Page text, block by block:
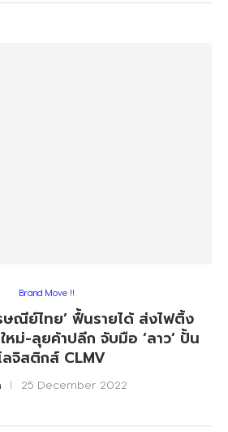
Brand Move !!
ษณีย์ไทย’ ฟื้นรายได้ ส่งไฟติ้ง
หม่-ลุยค้าปลีก จับมือ ‘ลาว’ ปั้น
ลจิสติกส์ CLMV
25 December 2022